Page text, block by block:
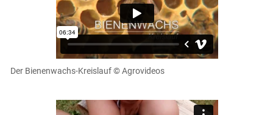
Der Bienenwachs-Kreislauf © Agrovideos